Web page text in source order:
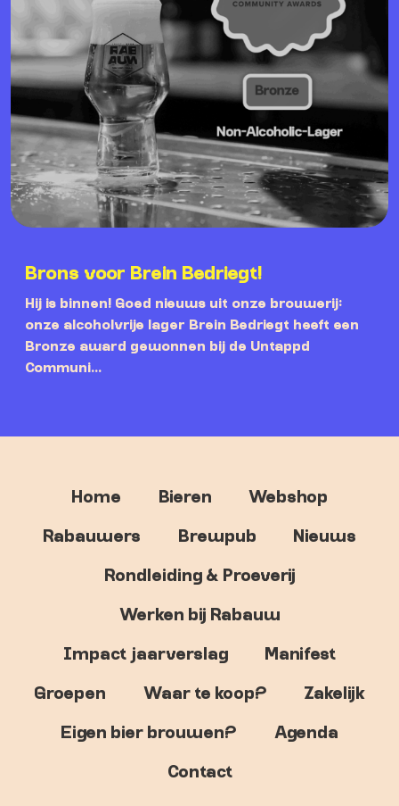
Brons voor Brein Bedriegt!
Hij is binnen! Goed nieuws uit onze brouwerij:
onze alcoholvrije lager Brein Bedriegt heeft een
Bronze award gewonnen bij de Untappd
Communi...
Home Bieren Webshop
Rabauwers Brewpub Nieuws
Rondleiding & Proeverij
Werken bij Rabauw
Impact jaarverslag Manifest
Groepen Waar te koop? Zakelijk
Eigen bier brouwen? Agenda
Contact